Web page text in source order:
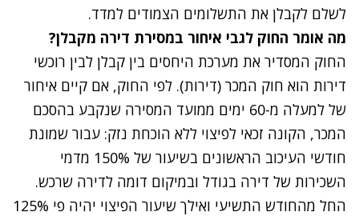
לשלם לקבלן את התשלומים הצמודים למדד.
מה אומר החוק לגבי איחור במסירת דירה מקבלן?
החוק המסדיר את מערכת היחסים בין קבלן לבין רוכשי
דירות הוא חוק המכר (דירות). לפי החוק, אם קיים איחור
של למעלה מ-60 ימים ממועד המסירה שנקבע בהסכם
המכר, הקונה זכאי לפיצוי ללא הוכחת נזק: עבור שמונת
חודשי העיכוב הראשונים בשיעור של 150% מדמי
השכירות של דירה בגודל ובמיקום דומה לדירה שרכש.
החל מהחודש התשיעי ואילך שיעור הפיצוי יהיה פי 125%